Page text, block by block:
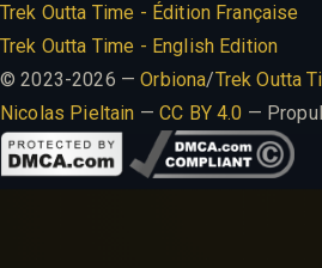
Trek Outta Time - Édition Française
Trek Outta Time - English Edition
© 2023-2026 —Orbiona/Trek Outta
Nicolas Pieltain —CC BY 4.0 —